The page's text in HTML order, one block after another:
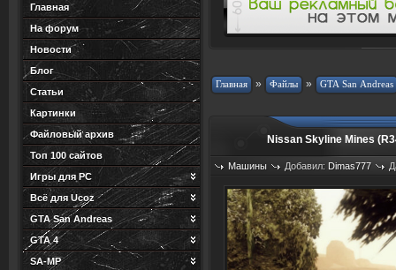
Главная
На форум
Новости
Блог
Статьи
Картинки
Файловый архив
Топ 100 сайтов
Игры для PC
Всё для Ucoz
GTA San Andreas
GTA 4
SA-MP
» »
Nissan Skyline Mines
Машины Добавил: Dimas777